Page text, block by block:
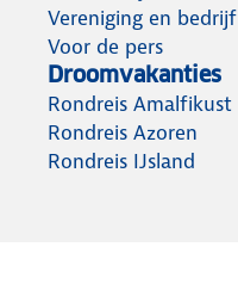
Vereniging en bedrijf
Voor de pers
Droomvakanties
Rondreis Amalfikust
Rondreis Azoren
Rondreis IJsland